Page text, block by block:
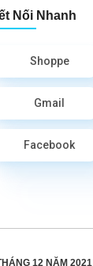
Nối Nhanh
Shoppe
Gmail
Facebook
12 NĂM 2021